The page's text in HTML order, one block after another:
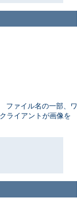
ファイル名の一部、ワ
ライアントが画像を